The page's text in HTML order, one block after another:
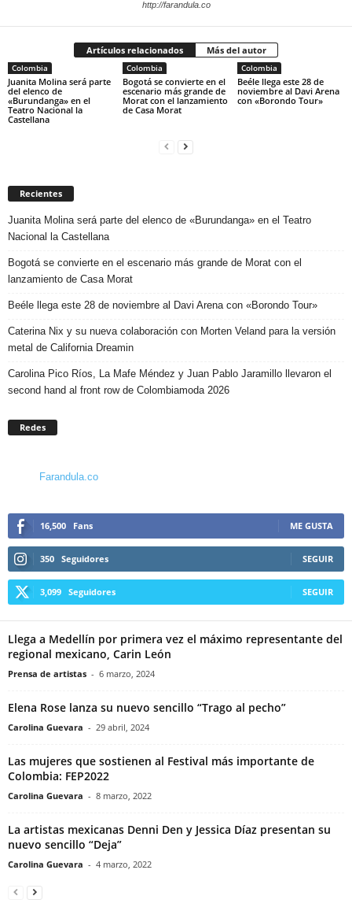
http://farandula.co
Artículos relacionados Más del autor
Colombia
Juanita Molina será parte
del elenco de
«Burundanga» en el
Teatro Nacional la
Castellana
Colombia
Bogotá se convierte en el
escenario más grande de
Morat con el lanzamiento
de Casa Morat
Colombia
Beéle llega este 28 de
noviembre al Davi Arena
con «Borondo Tour»
Recientes
Juanita Molina será parte del elenco de «Burundanga» en el Teatro
Nacional la Castellana
Bogotá se convierte en el escenario más grande de Morat con el
lanzamiento de Casa Morat
Beéle llega este 28 de noviembre al Davi Arena con «Borondo Tour»
Caterina Nix y su nueva colaboración con Morten Veland para la versión
metal de California Dreamin
Carolina Pico Ríos, La Mafe Méndez y Juan Pablo Jaramillo llevaron el
second hand al front row de Colombiamoda 2026
Redes
Farandula.co
16,500 Fans ME GUSTA
350 Seguidores SEGUIR
3,099 Seguidores SEGUIR
Llega a Medellín por primera vez el máximo representante del
regional mexicano, Carin León
Prensa de artistas - 6 marzo, 2024
Elena Rose lanza su nuevo sencillo “Trago al pecho”
Carolina Guevara - 29 abril, 2024
Las mujeres que sostienen al Festival más importante de
Colombia: FEP2022
Carolina Guevara - 8 marzo, 2022
La artistas mexicanas Denni Den y Jessica Díaz presentan su
nuevo sencillo “Deja”
Carolina Guevara - 4 marzo, 2022